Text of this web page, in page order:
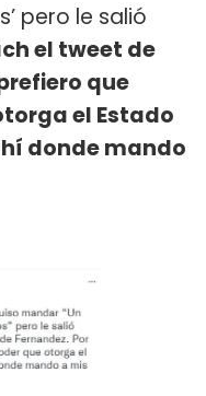
pero le salió
el tweet de
que
el Estado
donde mando